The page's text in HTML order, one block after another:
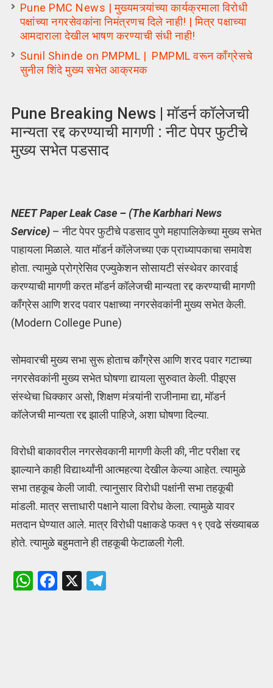
Pune PMC News | मुख्यमत्र्यांच्या कार्यक्रमाला विरोधी
पक्षांच्या नगरसेवकांना निमंत्रणच दिले नाही! | मित्र पक्षाच्या
आमदाराला देखील भाषण करण्याची संधी नाही!
Sunil Shinde on PMPML | PMPML वरून काँग्रेसचे
सुनील शिंदे मुख्य सभेत आक्रमक
Pune Breaking News | मॉडर्न कॉलेजची
मान्यता रद्द करण्याची मागणी : नीट पेपर फुटीचे
मुख्य सभेत पडसाद
NEET Paper Leak Case – (The Karbhari News
Service)– नीट पेपर फुटीचे पडसाद पुणे महापालिकेच्या मुख्य सभेत
पाहायला मिळाले. यात मॉडर्न कॉलेजच्या एक प्राध्यापकाचा समावेश
होता. त्यामुळे प्रोग्रेसिव एज्युकेशन सोसायटी संस्थेवर कारवाई
करण्याची मागणी करत मॉडर्न कॉलेजची मान्यता रद्द करण्याची मागणी
काँग्रेस आणि शरद पवार पक्षाच्या नगरसेवकांनी मुख्य सभेत केली.
(Modern College Pune)
सोमवारची मुख्य सभा सुरू होताच काँग्रेस आणि शरद पवार गटाच्या
नगरसेवकांनी मुख्य सभेत घोषणा द्यायला सुरुवात केली. पीइएस
संस्थेचा धिक्कार असो, शिक्षण मंत्र्यांनी राजीनामा द्या, मॉडर्न
कॉलेजची मान्यता रद्द झाली पाहिजे, अशा घोषणा दिल्या.
विरोधी बाकावरील नगरसेवकानी मागणी केली की, नीट परीक्षा रद्द
झाल्याने काही विद्यार्थ्यांनी आत्महत्या देखील केल्या आहेत. त्यामुळे
सभा तहकूब केली जावी. त्यानुसार विरोधी पक्षांनी सभा तहकूबी
मांडली. मात्र सत्ताधारी पक्षाने याला विरोध केला. त्यामुळे यावर
मतदान घेण्यात आले. मात्र विरोधी पक्षाकडे फक्त १९ एवढे संख्याबळ
होते. त्यामुळे बहुमताने ही तहकूबी फेटाळली गेली.
W F X T